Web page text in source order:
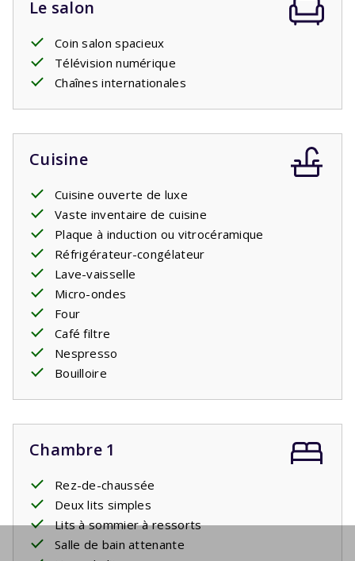
Le salon
Coin salon spacieux
Télévision numérique
Chaînes internationales
Cuisine
Cuisine ouverte de luxe
Vaste inventaire de cuisine
Plaque à induction ou vitrocéramique
Réfrigérateur-congélateur
Lave-vaisselle
Micro-ondes
Four
Café filtre
Nespresso
Bouilloire
Chambre 1
Rez-de-chaussée
Deux lits simples
Lits à sommier à ressorts
Salle de bain attenante